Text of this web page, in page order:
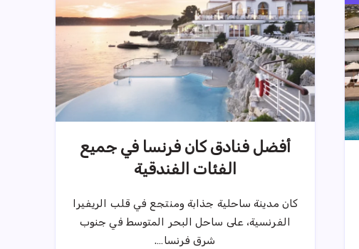
أفضل فنادق كان فرنسا في جميع
الفئات الفندقية
كان مدينة ساحلية جذابة ومنتجع في قلب الريفيرا
الفرنسية، على ساحل البحر المتوسط ​​في جنوب
شرق فرنسا….